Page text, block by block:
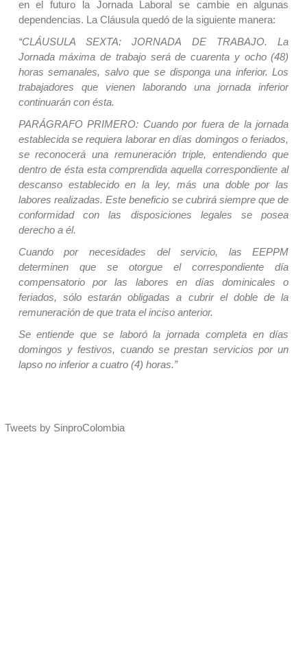
en el futuro la Jornada Laboral se cambie en algunas
dependencias. La Cláusula quedó de la siguiente manera:
“CLÁUSULA SEXTA: JORNADA DE TRABAJO. La
Jornada máxima de trabajo será de cuarenta y ocho (48)
horas semanales, salvo que se disponga una inferior. Los
trabajadores que vienen laborando una jornada inferior
continuarán con ésta.
PARÁGRAFO PRIMERO: Cuando por fuera de la jornada
establecida se requiera laborar en días domingos o feriados,
se reconocerá una remuneración triple, entendiendo que
dentro de ésta esta comprendida aquella correspondiente al
descanso establecido en la ley, más una doble por las
labores realizadas. Este beneficio se cubrirá siempre que de
conformidad con las disposiciones legales se posea
derecho a él.
Cuando por necesidades del servicio, las EEPPM
determinen que se otorgue el correspondiente día
compensatorio por las labores en días dominicales o
feriados, sólo estarán obligadas a cubrir el doble de la
remuneración de que trata el inciso anterior.
Se entiende que se laboró la jornada completa en días
domingos y festivos, cuando se prestan servicios por un
lapso no inferior a cuatro (4) horas.”
Tweets by SinproColombia